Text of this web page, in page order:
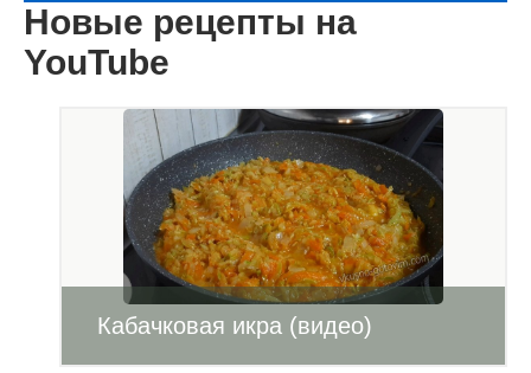
Новые рецепты на
YouTube
Кабачковая икра (видео)